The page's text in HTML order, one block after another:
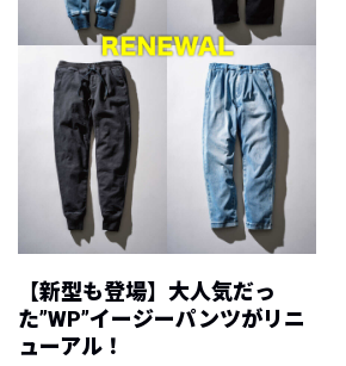
【新型も登場】大人気だっ
た”WP”イージーパンツがリニ
ューアル！